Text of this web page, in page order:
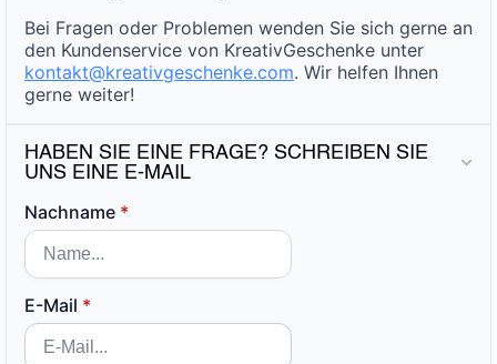
Bei Fragen oder Problemen wenden Sie sich gerne an
den Kundenservice von KreativGeschenke unter
kontakt@kreativgeschenke.com. Wir helfen Ihnen
gerne weiter!
HABEN SIE EINE FRAGE? SCHREIBEN SIE
UNS EINE E-MAIL
Nachname *
E-Mail *